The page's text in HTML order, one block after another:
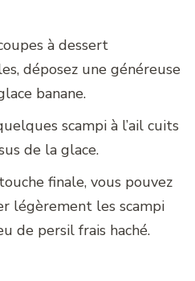
à dessert
déposez une généreuse
banane.
scampi à l’ail cuits
de la glace.
finale, vous pouvez
légèrement les scampi
de persil frais haché.